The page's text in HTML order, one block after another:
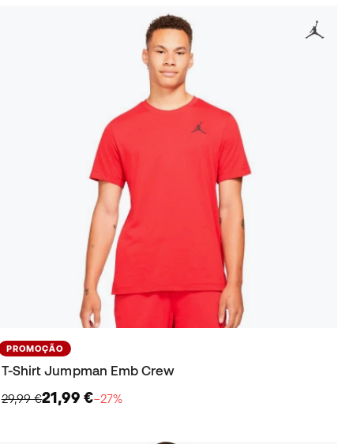
PROMOÇÃO
T-Shirt Jumpman Emb Crew
29,99 €21,99 €−27%